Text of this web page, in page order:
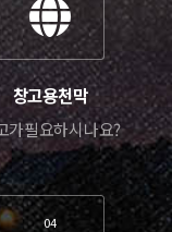
창고용천막
가필요하시나요?
04